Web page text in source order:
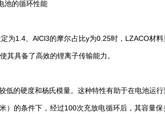
池的循环性能
为1.4、AlCl3的摩尔占比y为0.25时，LZACO材料
其具备了高效的锂离子传输能力。
的硬度和杨氏模量。这种特性有助于在电池运行
）的条件下，经过100次充放电循环后，其容量保